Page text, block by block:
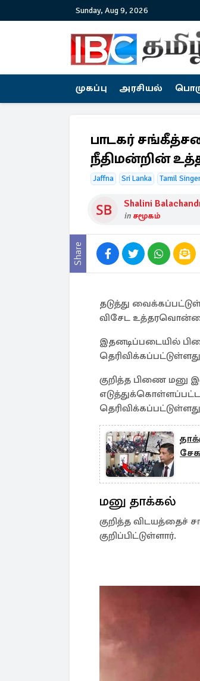
Sunday, Aug 9, 2026
முகப்பு அரசியல்
பாடகர்
நீதிமன்றின்
Jaffna Sri Lanka Tamil
Shalini
in சமூகம்
Share
தடுத்து
விசேட
இதனடிப்படையில்
குறித்த பிணை மனு
மனு தாக்கல்
குறித்த விடயத்தைச்
குறிப்பிட்டுள்ளார்.